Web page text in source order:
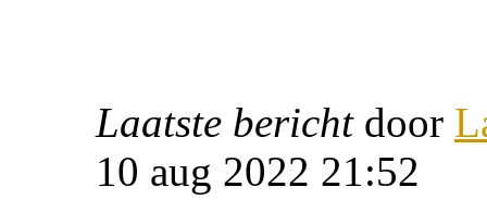
Laatste bericht door
10 aug 2022 21:52